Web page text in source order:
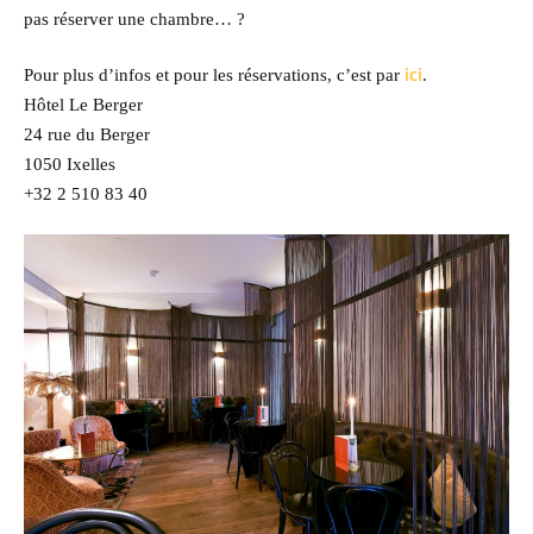
pas réserver une chambre… ?
Pour plus d’infos et pour les réservations, c’est par ici.
Hôtel Le Berger
24 rue du Berger
1050 Ixelles
+32 2 510 83 40